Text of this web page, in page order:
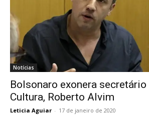
Notícias
Bolsonaro exonera
Cultura, Roberto Alvim
Leticia Aguiar - 17 de janeiro de 2020